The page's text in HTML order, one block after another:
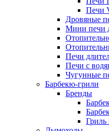
Печи
Дровяные
Мини печи
Печи
Печи с
Чугунные
Барбекю-грили
Бренды
Гриль